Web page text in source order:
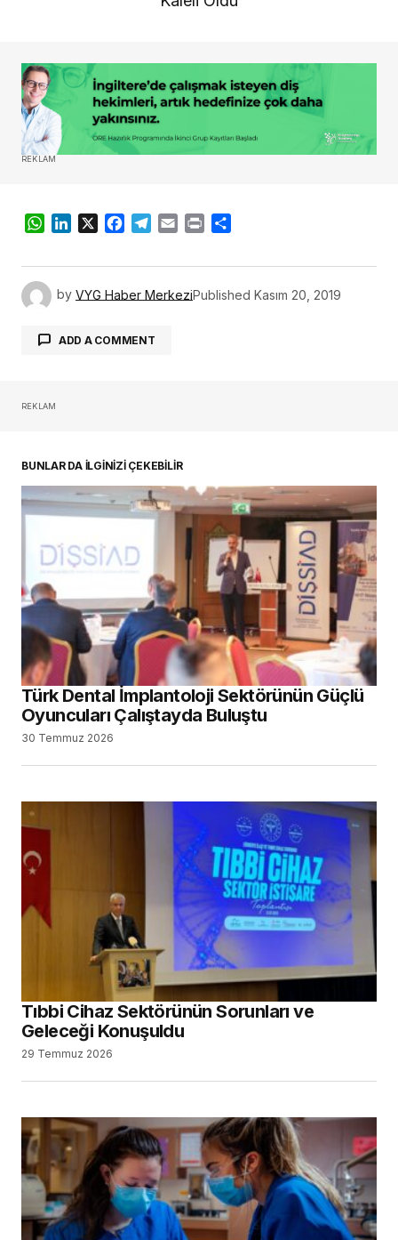
REKLAM
WhatsApp
LinkedIn
X Facebook
Telegram
Email Print
by VYG Haber MerkeziPublished Kasım 20, 2019
ADD A COMMENT
REKLAM
BUNLAR DA İLGİNİZİ ÇEKEBİLİR
Türk Dental İmplantoloji Sektörünün Güçlü
Oyuncuları Çalıştayda Buluştu
30 Temmuz 2026
Tıbbi Cihaz Sektörünün Sorunları ve
Geleceği Konuşuldu
29 Temmuz 2026